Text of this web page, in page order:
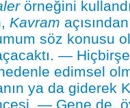
örneğini
Kavram
söz konusu
—
edimsel
ya da giderek
— Gene de,